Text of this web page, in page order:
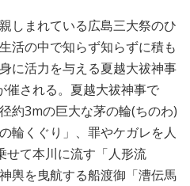
しまれている広島三大祭のひ
活の中で知らず知らずに積も
に活力を与える夏越大祓神事
催される。夏越大祓神事で
約3mの巨大な茅の輪(ちのわ)
輪くぐり」、罪やケガレを人
せて本川に流す「人形流
輿を曳航する船渡御「漕伝馬